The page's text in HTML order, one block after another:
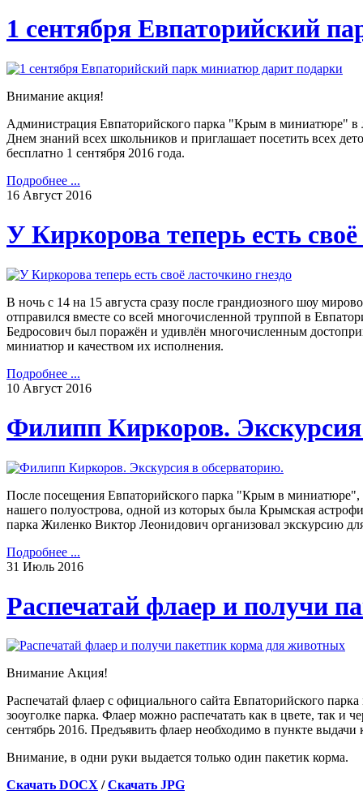
1 сентября Евпаторийский
Внимание акция!
Администрация Евпаторийского парка "Крым в миниатюре" в
Днем знаний всех школьников и приглашает посетить всех
бесплатно 1 сентября 2016 года.
Подробнее ...
16 Август 2016
У Киркорова теперь есть
В ночь с 14 на 15 августа сразу после грандиозного шоу
отправился вместе со всей многочисленной труппой в
Бедросович был поражён и удивлён многочисленным
миниатюр и качеством их исполнения.
Подробнее ...
10 Август 2016
Филипп Киркоров.
После посещения Евпаторийского парка "Крым в миниатюре",
нашего полуострова, одной из которых была Крымская
парка Жиленко Виктор Леонидович организовал экскурсию
Подробнее ...
31 Июль 2016
Распечатай флаер и получи
Внимание Акция!
Распечатай флаер с официального сайта Евпаторийского
зооуголке парка. Флаер можно распечатать как в цвете, так и
сентябрь 2016. Предъявить флаер необходимо в пункте выдачи
Внимание, в одни руки выдается только один пакетик корма.
Скачать DOCX /Скачать JPG